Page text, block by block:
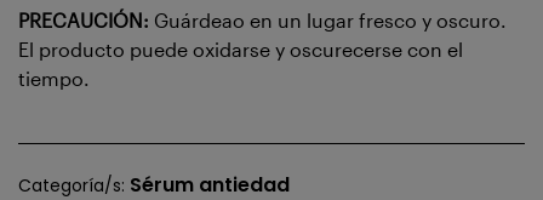
PRECAUCIÓN: Guárdeao en un lugar fresco y oscuro.
El producto puede oxidarse y oscurecerse con el
tiempo.
Categoría/s: Sérum antiedad